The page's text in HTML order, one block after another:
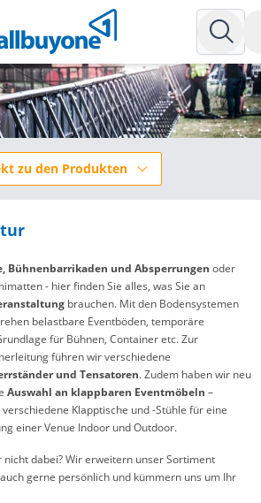
zu den Produkten
Bühnenbarrikaden und Absperrungen oder
- hier finden Sie alles, was Sie an
brauchen. Mit den Bodensystemen
belastbare Eventböden, temporäre
für Bühnen, Container etc. Zur
führen wir verschiedene
und Tensatoren. Zudem haben wir neu
Auswahl an klappbaren Eventmöbeln –
Klapptische und -Stühle für eine
einer Venue Indoor und Outdoor.
nicht dabei? Wir erweitern unser Sortiment
gerne persönlich und kümmern uns um Ihr